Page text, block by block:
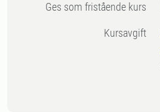
Ges som fristående kurs
Kursavgift